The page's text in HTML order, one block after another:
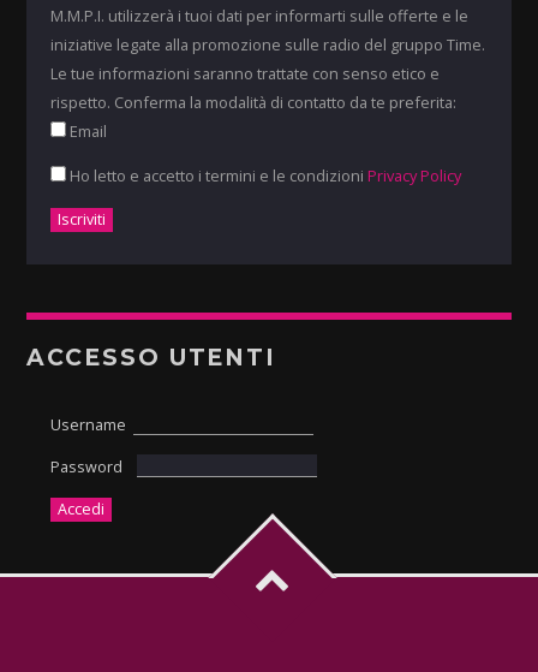
M.M.P.I. utilizzerà i tuoi dati per informarti sulle offerte e le
iniziative legate alla promozione sulle radio del gruppo Time.
Le tue informazioni saranno trattate con senso etico e
rispetto. Conferma la modalità di contatto da te preferita:
Email
Ho letto e accetto i termini e le condizioni Privacy Policy
ACCESSO UTENTI
Username
Password